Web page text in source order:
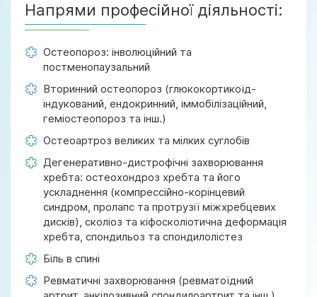
Напрями професійної діяльності:
Остеопороз: інволюційний та
постменопаузальний
Вторинний остеопороз (глюкокортикоїд-
індукований, ендокринний, іммобілізаційний,
геміостеопороз та інш.)
Остеоартроз великих та мілких суглобів
Дегенеративно-дистрофічні захворювання
хребта: остеохондроз хребта та його
ускладнення (компрессійно-корінцевий
синдром, пролапс та протрузії міжхребцевих
дисків), сколіоз та кіфосколіотична деформація
хребта, спондильоз та спондилолістез
Біль в спині
Ревматичні захворювання (ревматоїдний